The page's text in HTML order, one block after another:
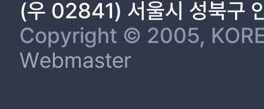
(우 02841) 서울시 성북구
Copyright © 2005,
Webmaster